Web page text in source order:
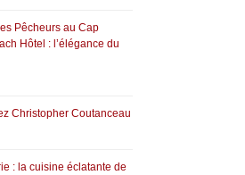
Pêcheurs au Cap
Hôtel : l’élégance du
Christopher Coutanceau
: la cuisine éclatante de